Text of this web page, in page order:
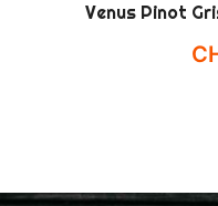
Venus Pinot